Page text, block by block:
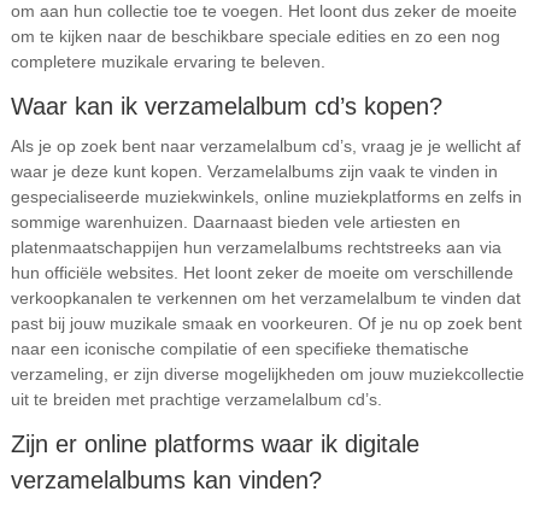
om aan hun collectie toe te voegen. Het loont dus zeker de moeite
om te kijken naar de beschikbare speciale edities en zo een nog
completere muzikale ervaring te beleven.
Waar kan ik verzamelalbum cd’s kopen?
Als je op zoek bent naar verzamelalbum cd’s, vraag je je wellicht af
waar je deze kunt kopen. Verzamelalbums zijn vaak te vinden in
gespecialiseerde muziekwinkels, online muziekplatforms en zelfs in
sommige warenhuizen. Daarnaast bieden vele artiesten en
platenmaatschappijen hun verzamelalbums rechtstreeks aan via
hun officiële websites. Het loont zeker de moeite om verschillende
verkoopkanalen te verkennen om het verzamelalbum te vinden dat
past bij jouw muzikale smaak en voorkeuren. Of je nu op zoek bent
naar een iconische compilatie of een specifieke thematische
verzameling, er zijn diverse mogelijkheden om jouw muziekcollectie
uit te breiden met prachtige verzamelalbum cd’s.
Zijn er online platforms waar ik digitale
verzamelalbums kan vinden?